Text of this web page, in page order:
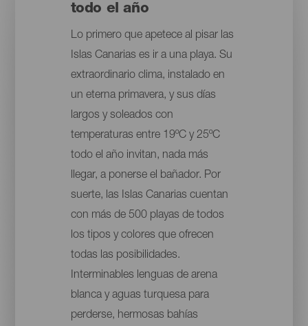
todo el año
Lo primero que apetece al pisar las
Islas Canarias es ir a una playa. Su
extraordinario clima, instalado en
un eterna primavera, y sus días
largos y soleados con
temperaturas entre 19ºC y 25ºC
todo el año invitan, nada más
llegar, a ponerse el bañador. Por
suerte, las Islas Canarias cuentan
con más de 500 playas de todos
los tipos y colores que ofrecen
todas las posibilidades.
Interminables lenguas de arena
blanca y aguas turquesa para
perderse, hermosas bahías